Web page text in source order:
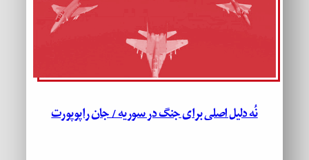
نُه دلیل اصلی برای جنگ در سوریه / جان راپوپورت